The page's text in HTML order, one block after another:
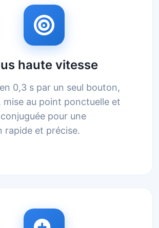
haute vitesse
0,3 s par un seul bouton,
mise au point ponctuelle et
pour une
rapide et précise.